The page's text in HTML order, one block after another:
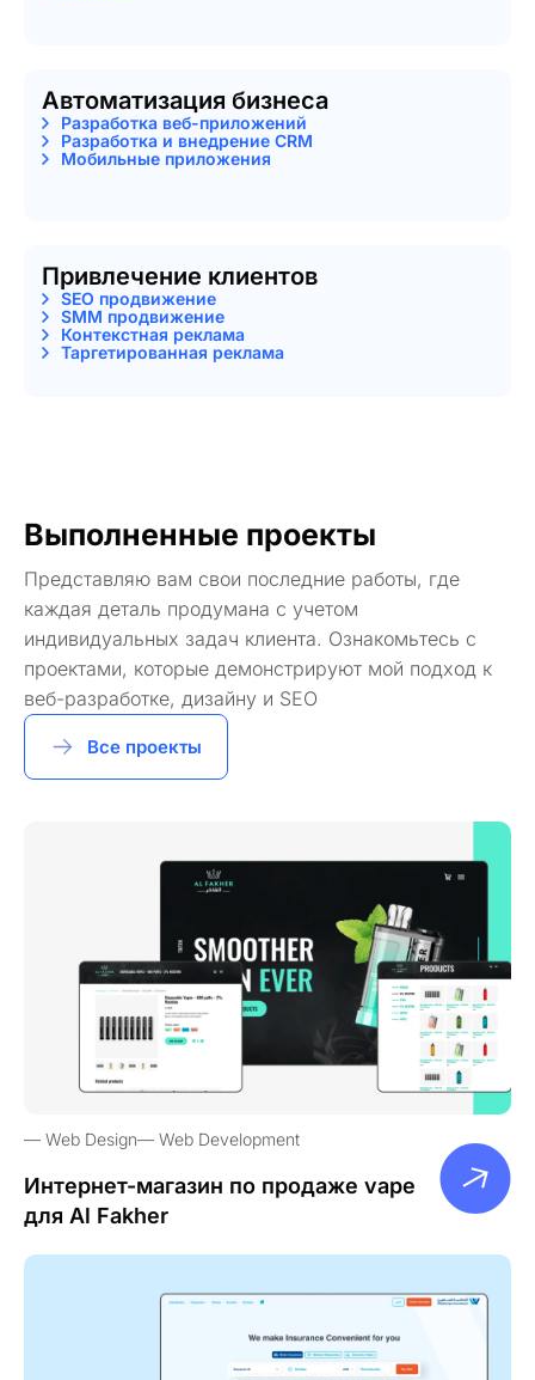
Автоматизация бизнеса
Разработка веб-приложений
Разработка и внедрение CRM
Мобильные приложения
Привлечение клиентов
SEO продвижение
SMM продвижение
Контекстная реклама
Таргетированная реклама
Выполненные проекты
Представляю вам свои последние работы, где
каждая деталь продумана с учетом
индивидуальных задач клиента. Ознакомьтесь с
проектами, которые демонстрируют мой подход к
веб-разработке, дизайну и SEO
Все проекты
Web Design Web Development
Интернет-магазин по продаже vape
для Al Fakher